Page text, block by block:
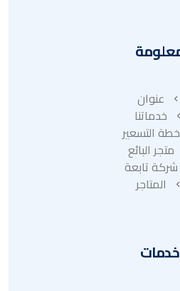
عنوان
خدماتنا
خطة التسعير
متجر البائع
شركة تابعة
المتاجر
خدمات